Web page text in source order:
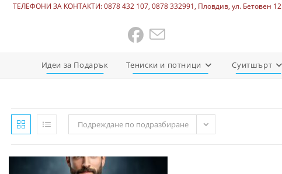
ТЕЛЕФОНИ ЗА КОНТАКТИ: 0878 432 107, 0878 332991, Пловдив, ул. Бетовен 12
Идеи за Подарък Тениски и потници Суитшърт
Подреждане по подразбиране